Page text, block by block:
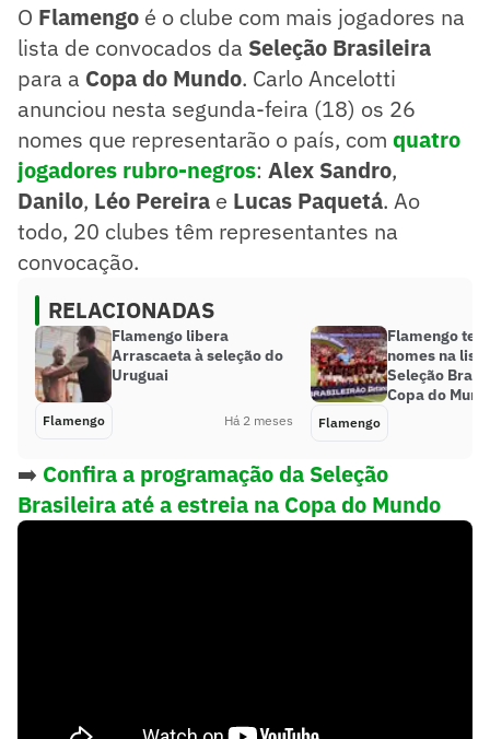
O Flamengo é o clube com mais jogadores na
lista de convocados da Seleção Brasileira
para a Copa do Mundo. Carlo Ancelotti
anunciou nesta segunda-feira (18) os 26
nomes que representarão o país, com quatro
jogadores rubro-negros: Alex Sandro,
Danilo, Léo Pereira e Lucas Paquetá. Ao
todo, 20 clubes têm representantes na
convocação.
RELACIONADAS
Flamengo libera
Arrascaeta à seleção do
Uruguai
Flamengo Há 2 meses
Flamengo
nomes na
Seleção
Copa do
Flamengo
➡️ Confira a programação da Seleção
Brasileira até a estreia na Copa do Mundo